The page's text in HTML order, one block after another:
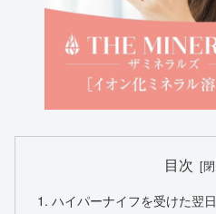
目次
ハイパーナイフを受けた翌日